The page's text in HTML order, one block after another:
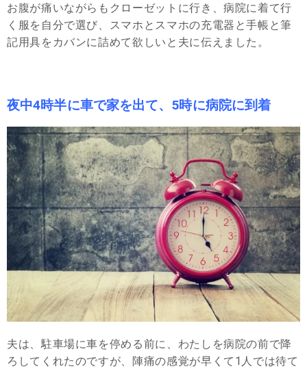
お腹が痛いながらもクローゼットに行き、病院に着て行
く服を自分で選び、スマホとスマホの充電器と手帳と筆
記用具をカバンに詰めて欲しいと夫に伝えました。
夜中4時半に車で家を出て、5時に病院に到着
夫は、駐車場に車を停める前に、わたしを病院の前で降
ろしてくれたのですが、陣痛の感覚が早くて1人では待て